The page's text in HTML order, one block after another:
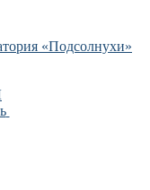
«Подсолнухи»